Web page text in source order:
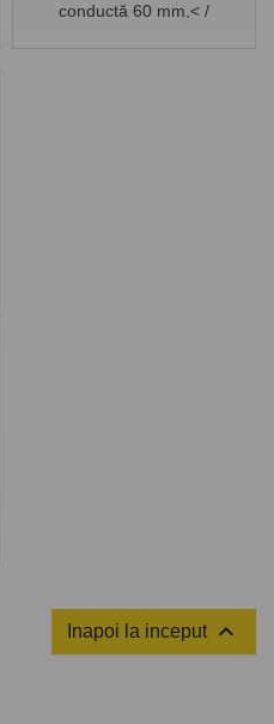
conductă 60 mm,< /
Inapoi la inceput 